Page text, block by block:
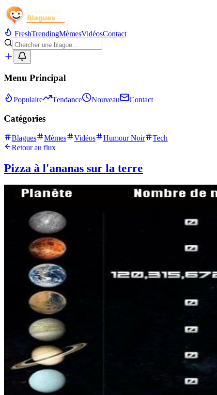
FreshTrendingMèmesVidéosContact
Menu Principal
Populaire Tendance Nouveau Contact
Catégories
Blagues Mèmes Vidéos Humour Noir
Tech
Retour au flux
Pizza à l'ananas sur la terre